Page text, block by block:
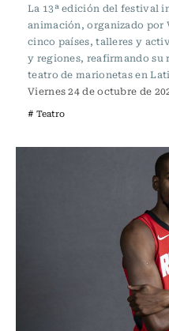
La 13ª edición del festival
animación, organizado por
cinco países, talleres y
y regiones, reafirmando
teatro de marionetas en
Viernes 24 de octubre de
# Teatro